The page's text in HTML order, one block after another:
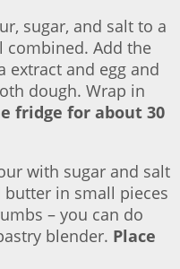
sugar, and salt to a
combined. Add the
extract and egg and
dough. Wrap in
fridge for about 30
with sugar and salt
in small pieces
– you can do
blender. Place